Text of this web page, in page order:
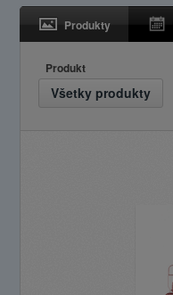
Produkty
Produkt
Všetky produkty